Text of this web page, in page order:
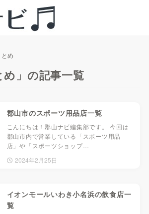
め
め」の記事一覧
郡山市のスポーツ用品店一覧
こんにちは！郡山ナビ編集部です。 今回は
郡山市内で営業している「スポーツ用品
店」や「スポーツショップ…
2024年2月25日
イオンモールいわき小名浜の飲食店一
覧